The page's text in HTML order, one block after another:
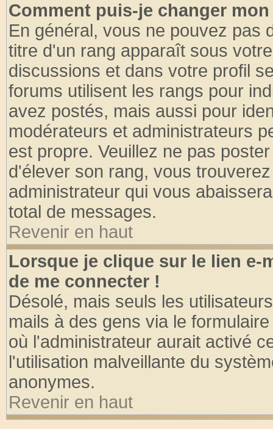
Comment puis-je changer
En général, vous ne pouvez pas
titre d'un rang apparaît sous
discussions et dans votre profil
forums utilisent les rangs pour
avez postés, mais aussi pour
modérateurs et administrateurs
est propre. Veuillez ne pas
d'élever son rang, vous
administrateur qui vous
total de messages.
Revenir en haut
Lorsque je clique sur le lien e-
de me connecter !
Désolé, mais seuls les
mails à des gens via le
où l'administrateur aurait activé
l'utilisation malveillante du
anonymes.
Revenir en haut